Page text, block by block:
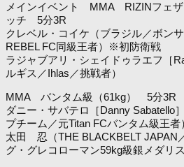
メインイベント MMA RIZINフェザ
ッチ 5分3R
クレベル・コイケ（ブラジル／ボン
REBEL FC同級王者）※初防衛戦
ラジャブアリ・シェイドゥラエフ［
ルギス／Ihlas／挑戦者）
MMA バンタム級（61kg） 5分3R
ダニー・サバテロ［Danny Sabatello
プチーム／元Titan FCバンタム級王者
太田 忍（THE BLACKBELT JAPAN
グ・グレコローマン59kg級銀メダリス